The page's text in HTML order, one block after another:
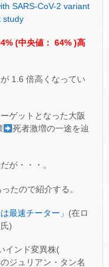
SARS-CoV-2 variant
study
(中央値： 64% )高
1.6 倍高くなってい
ゲットとなった大阪
死者激増の一途を辿
が・・・。
たので紹介する。
最速チーター」 (在ロ
)
インド変異株(
ジュリアン・タン名